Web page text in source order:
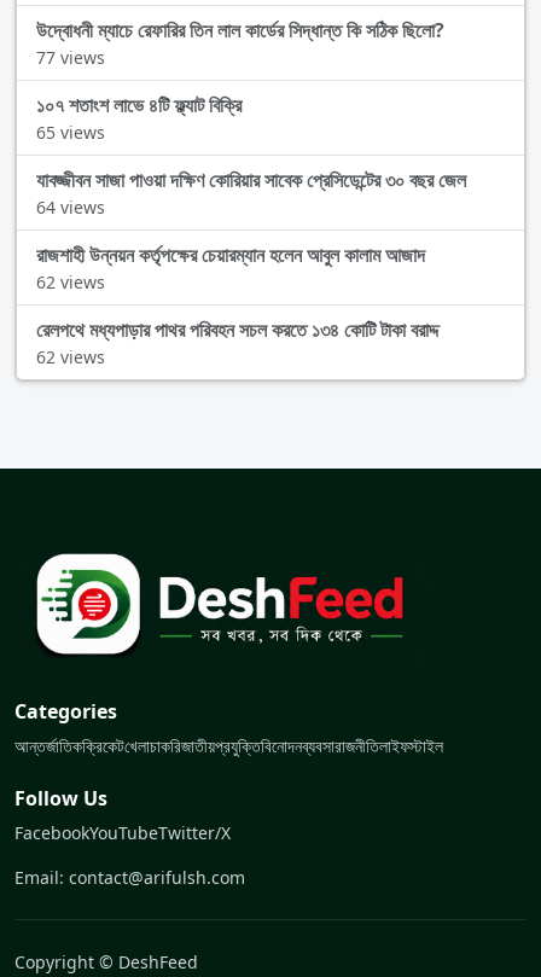
উদ্বোধনী ম্যাচে রেফারির তিন লাল কার্ডের সিদ্ধান্ত কি সঠিক ছিলো?
77 views
১০৭ শতাংশ লাভে ৪টি ফ্ল্যাট বিক্রি
65 views
যাবজ্জীবন সাজা পাওয়া দক্ষিণ কোরিয়ার সাবেক প্রেসিডেন্টের ৩০ বছর জেল
64 views
রাজশাহী উন্নয়ন কর্তৃপক্ষের চেয়ারম্যান হলেন আবুল কালাম আজাদ
62 views
রেলপথে মধ্যপাড়ার পাথর পরিবহন সচল করতে ১৩৪ কোটি টাকা বরাদ্দ
62 views
Categories
আন্তর্জাতিকক্রিকেটখেলাচাকরিজাতীয়প্রযুক্তিবিনোদনব্যবসারাজনীতিলাইফস্টাইল
Follow Us
FacebookYouTubeTwitter/X
Email: contact@arifulsh.com
Copyright © DeshFeed